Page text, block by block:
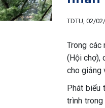
TDTU, 02/
Trong các
(Hội chợ),
cho giảng
Phát biểu
trình